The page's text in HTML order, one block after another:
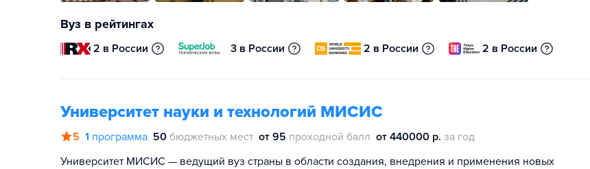
Вуз в рейтингах
2 в России 3 в России 2 в России 2 в России
Университет науки и технологий МИСИС
5 1 программа 50 бюджетных мест от 95 проходной балл от 440000 р. за год
Университет МИСИС — ведущий вуз страны в области создания, внедрения и применения новых